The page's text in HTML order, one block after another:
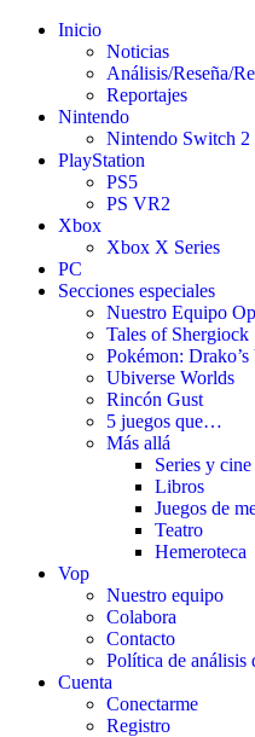
Inicio
Noticias
Análisis/Reseña/
Reportajes
Nintendo
Nintendo Switch 2
PlayStation
PS5
PS VR2
Xbox
Xbox X Series
PC
Secciones especiales
Nuestro Equipo
Tales of Shergiock
Pokémon: Drako’s
Ubiverse Worlds
Rincón Gust
5 juegos que…
Más allá
Series y cine
Libros
Juegos de
Teatro
Hemeroteca
Vop
Nuestro equipo
Colabora
Contacto
Política de análisis
Cuenta
Conectarme
Registro